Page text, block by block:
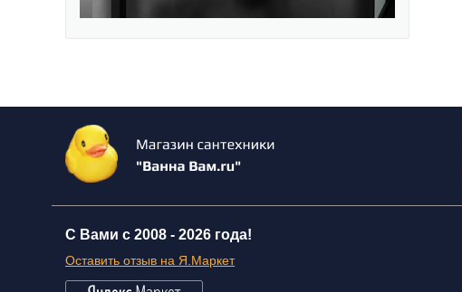
С Вами с 2008 - 2026 года!
Оставить отзыв на Я.Маркет